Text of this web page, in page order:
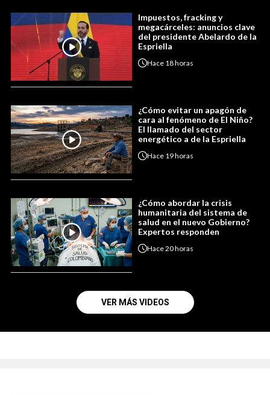
Impuestos, fracking y
megacárceles: anuncios clave
del presidente Abelardo de la
Espriella
Hace 18 horas
¿Cómo evitar un apagón de
cara al fenómeno de El Niño?
El llamado del sector
energético a de la Espriella
Hace 19 horas
¿Cómo abordar la crisis
humanitaria del sistema de
salud en el nuevo Gobierno?
Expertos responden
Hace20 horas
VER MÁS VIDEOS